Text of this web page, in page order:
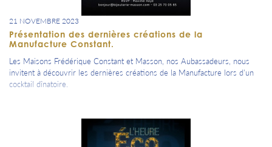
21 NOVEMBRE 2023
Présentation des dernières créations de la
Manufacture Constant.
Les Maisons Frédérique Constant et Masson, nos Aubassadeurs, nous
invitent à découvrir les dernières créations de la Manufacture lors d'un
cocktail dînatoire.